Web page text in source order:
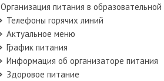
Организация питания в
Телефоны горячих линий
Актуальное меню
График питания
Информация об организаторе питания
Здоровое питание